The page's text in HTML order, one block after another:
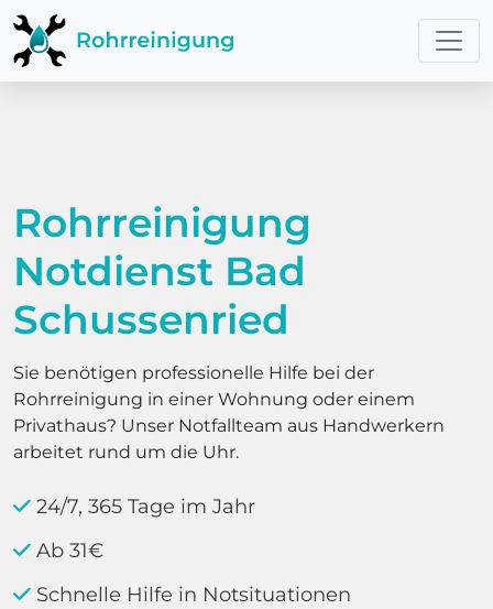
Rohrreinigung
Notdienst Bad
Schussenried
Sie benötigen professionelle Hilfe bei der
Rohrreinigung in einer Wohnung oder einem
Privathaus? Unser Notfallteam aus Handwerkern
arbeitet rund um die Uhr.
24/7, 365 Tage im Jahr
Ab 31€
Schnelle Hilfe in Notsituationen